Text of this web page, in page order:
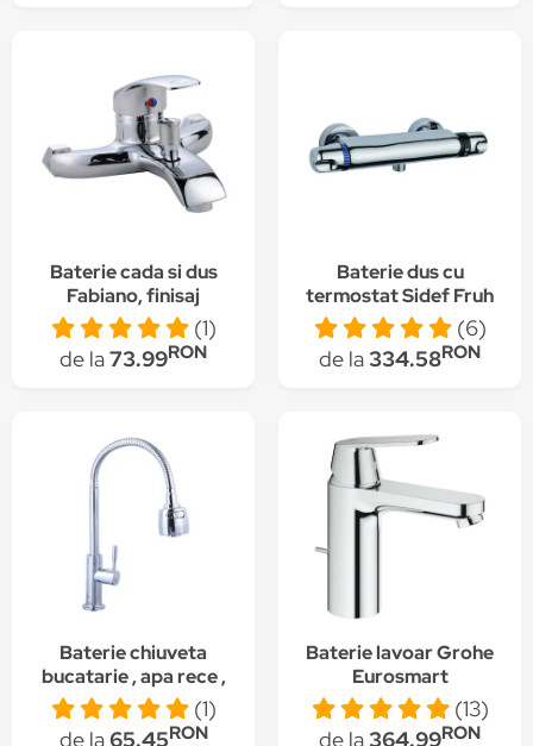
Baterie cada si dus
Fabiano, finisaj
cromat, design
modern
(1)
de la73.99RON
Baterie dus cu
termostat Sidef Fruh
(6)
de la334.58RON
Baterie chiuveta
bucatarie , apa rece ,
pipa flexibila , crom
lucios Gromix
(1)
de la65.45RON
Baterie lavoar Grohe
Eurosmart
Cosmopolitan,
monocomanda, 1/2",
(13)
de la364.99RON